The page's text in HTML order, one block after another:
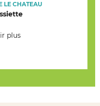
LE CHATEAU
plus